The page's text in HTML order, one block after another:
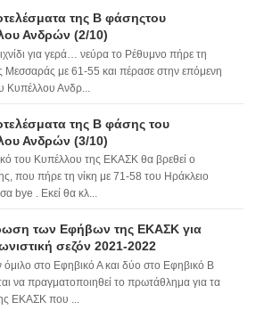
της Β φάσηςτου
Ανδρών (2/10)
για γερά… νεύρα το Ρέθυμνο πήρε τη
Μεσσαράς με 61-55 και πέρασε στην επόμενη
Κυπέλλου Ανδρ...
της Β φάσης του
Ανδρών (3/10)
του Κυπέλλου της ΕΚΑΣΚ θα βρεθεί ο
που πήρε τη νίκη με 71-58 του Ηράκλειο
bye . Εκεί θα κλ...
των Εφήβων της ΕΚΑΣΚ για
σεζόν 2021-2022
όμιλο στο Εφηβικό Α και δύο στο Εφηβικό Β
να πραγματοποιηθεί το πρωτάθλημα για τα
ΕΚΑΣΚ που ...